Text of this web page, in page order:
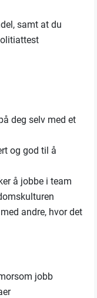
samt at du
deg selv med et
og god til å
å jobbe i team
andre, hvor det
jobb